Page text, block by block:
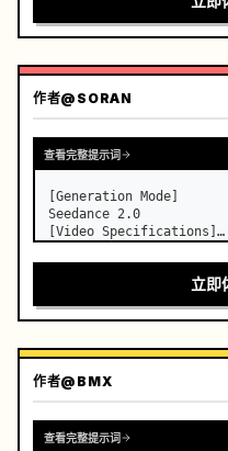
→ 外景追踪 → 低机位贴地拍
（whip pans）+ 变速转场
辑，营造连续流动的视觉幻象
(0-2s) 驾驶员内景特写，手
表盘灯光闪烁
(2-4s) 肩后视角，前方道路
作者@SORAN
查看完整提示词
[Generation Mode]
Seedance 2.0
[Video Specifications]
landscape, 24fps,
physical comedy,
立即
作者@BMX
查看完整提示词